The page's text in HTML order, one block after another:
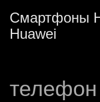
Смартфоны
Huawei
телефон